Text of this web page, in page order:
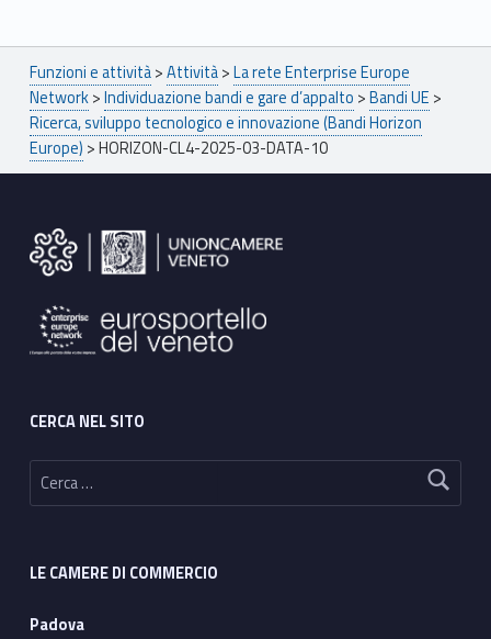
Breadcrumbs navigation
Funzioni e attività>Attività>La rete Enterprise Europe
Network>Individuazione bandi e gare d’appalto >Bandi UE >
Ricerca, sviluppo tecnologico e innovazione (Bandi Horizon
Europe) >HORIZON-CL4-2025-03-DATA-10
CERCA NEL SITO
Ricerca per:
LE CAMERE DI COMMERCIO
Padova